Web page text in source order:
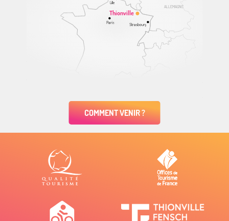
ALLEMAGNE
Thionville
Lille
Paris Strasbourg
COMMENT VENIR ?